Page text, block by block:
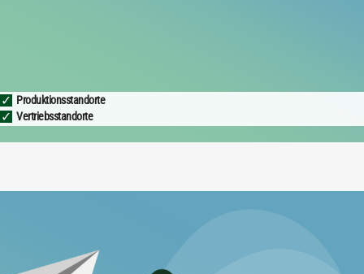
Produktionsstandorte
Vertriebsstandorte